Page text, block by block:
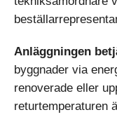
Anläggningen
byggnader via
renoverade eller
returtemperaturen